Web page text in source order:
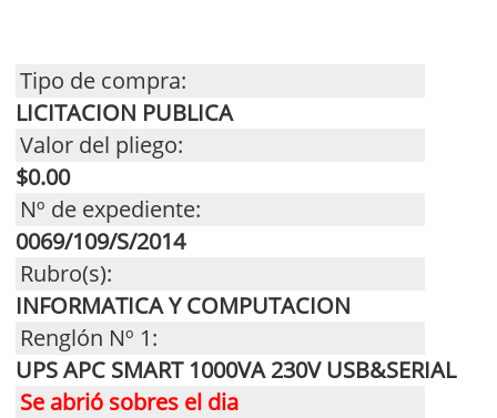
Tipo de compra:
LICITACION PUBLICA
Valor del pliego:
$0.00
Nº de expediente:
0069/109/S/2014
Rubro(s):
INFORMATICA Y COMPUTACION
Renglón Nº 1:
UPS APC SMART 1000VA 230V USB&SERIAL
Se abrió sobres el dia